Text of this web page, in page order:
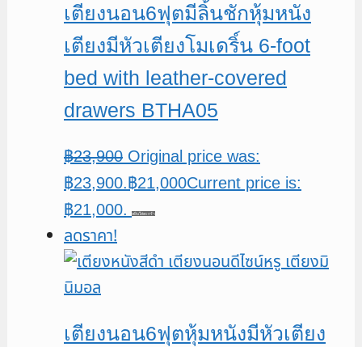
เตียงนอน6ฟุตมีลิ้นชักหุ้มหนัง
เตียงมีหัวเตียงโมเดริ์น 6-foot
bed with leather-covered
drawers BTHA05
฿23,900 Original price was:
฿23,900.฿21,000Current price is:
฿21,000.
หยิบใส่ตะกร้า
ลดราคา!
เตียงนอน6ฟุตหุ้มหนังมีหัวเตียง